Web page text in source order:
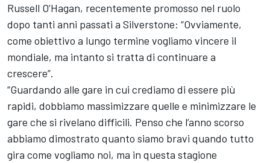
Russell O’Hagan, recentemente promosso nel ruolo
dopo tanti anni passati a Silverstone: “Ovviamente,
come obiettivo a lungo termine vogliamo vincere il
mondiale, ma intanto si tratta di continuare a
crescere”.
“Guardando alle gare in cui crediamo di essere più
rapidi, dobbiamo massimizzare quelle e minimizzare le
gare che si rivelano difficili. Penso che l’anno scorso
abbiamo dimostrato quanto siamo bravi quando tutto
gira come vogliamo noi, ma in questa stagione